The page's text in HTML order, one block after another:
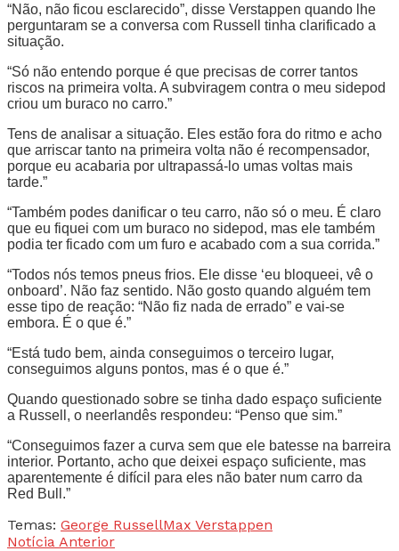
“Não, não ficou esclarecido”, disse Verstappen quando lhe
perguntaram se a conversa com Russell tinha clarificado a
situação.
“Só não entendo porque é que precisas de correr tantos
riscos na primeira volta. A subviragem contra o meu sidepod
criou um buraco no carro.”
Tens de analisar a situação. Eles estão fora do ritmo e acho
que arriscar tanto na primeira volta não é recompensador,
porque eu acabaria por ultrapassá-lo umas voltas mais
tarde.”
“Também podes danificar o teu carro, não só o meu. É claro
que eu fiquei com um buraco no sidepod, mas ele também
podia ter ficado com um furo e acabado com a sua corrida.”
“Todos nós temos pneus frios. Ele disse ‘eu bloqueei, vê o
onboard’. Não faz sentido. Não gosto quando alguém tem
esse tipo de reação: “Não fiz nada de errado” e vai-se
embora. É o que é.”
“Está tudo bem, ainda conseguimos o terceiro lugar,
conseguimos alguns pontos, mas é o que é.”
Quando questionado sobre se tinha dado espaço suficiente
a Russell, o neerlandês respondeu: “Penso que sim.”
“Conseguimos fazer a curva sem que ele batesse na barreira
interior. Portanto, acho que deixei espaço suficiente, mas
aparentemente é difícil para eles não bater num carro da
Red Bull.”
Temas: George RussellMax Verstappen
Notícia Anterior